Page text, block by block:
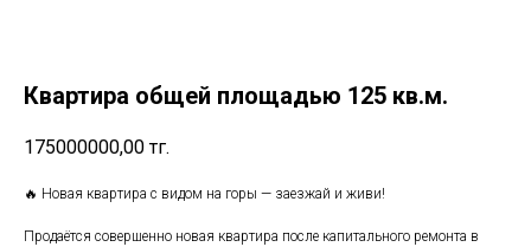
Квартира общей площадью 125 кв.м.
175000000,00 тг.
🔥 Новая квартира с видом на горы — заезжай и живи!
Продаётся совершенно новая квартира после капитального ремонта в